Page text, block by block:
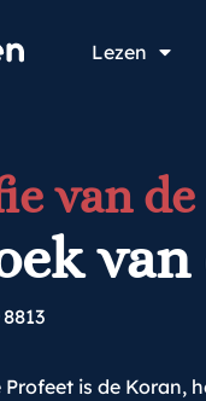
Lezen
van
8813
Profeet is de Koran,